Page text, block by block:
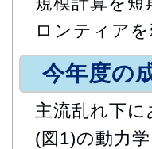
ロンティア
今年度の
主流乱れ下
(図1)の動力